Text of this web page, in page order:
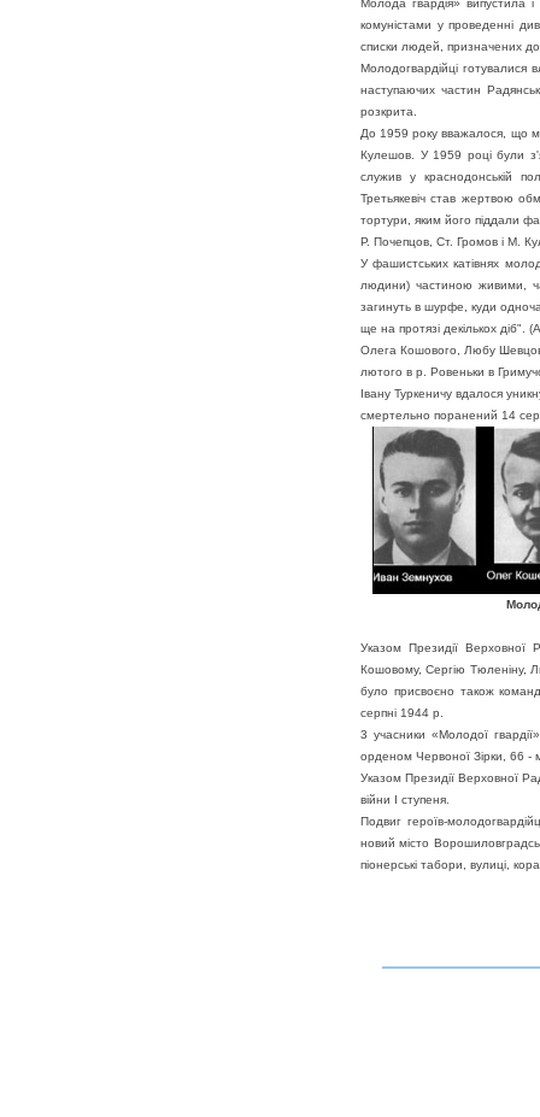
Молода гвардія» випустила
комуністами у проведенні
списки людей, призначених
Молодогвардійці готувалися
наступаючих частин
розкрита.
До 1959 року вважалося, що
Кулешов. У 1959 році були
служив у краснодонській
Третьякевіч став жертвою
тортури, яким його піддали
Р. Почепцов, Ст. Громов і М.
У фашистських катівнях
людини) частиною живими,
загинуть в шурфе, куди
ще на протязі декількох діб".
Олега Кошового, Любу
лютого в р. Ровеньки в
Івану Туркеничу вдалося
смертельно поранений 14
Указом Президії
Кошовому, Сергію Тюленіну,
було присвоєно також
серпні 1944 р.
3 учасники «Молодої
орденом Червоної Зірки, 66 -
Указом Президії Верховної
війни I ступеня.
Подвиг героїв-
новий місто
піонерські табори, вулиці,